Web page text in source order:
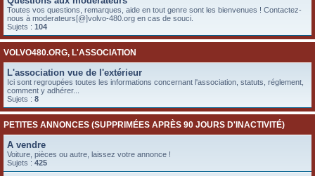
Toutes vos questions, remarques, aide en tout genre sont les bienvenues ! Contactez-
nous à moderateurs[@]volvo-480.org en cas de souci.
Sujets : 104
VOLVO480.ORG, L'ASSOCIATION
L'association vue de l'extérieur
Ici sont regroupées toutes les informations concernant l'association, statuts, réglement,
comment y adhérer...
Sujets : 8
PETITES ANNONCES (SUPPRIMÉES APRÈS 90 JOURS D'INACTIVITÉ)
A vendre
Voiture, pièces ou autre, laissez votre annonce !
Sujets : 425